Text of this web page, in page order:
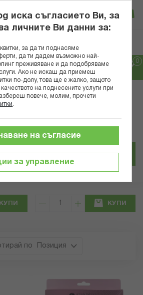
Вход
коса
в тази категория
КУПИ
Magnum
МАГНУМ ГРЕБЕН ГВАЯК 307
КУПИ
Позиция
иска съгласието Ви, за
личните Ви данни за:
за да ти поднасяме
да ти дадем възможно най-
преживяване и да подобряваме
Ако не искаш да приемеш
по-долу, това ще е жалко, защото
на поднесените услуги при
повече, молим, прочети
за управление
на съгласие